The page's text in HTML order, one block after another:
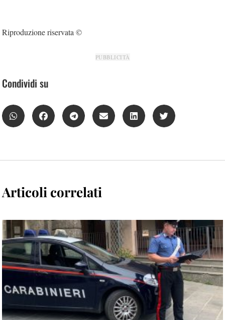
Riproduzione riservata ©
PUBBLICITÀ
Condividi su
Articoli correlati